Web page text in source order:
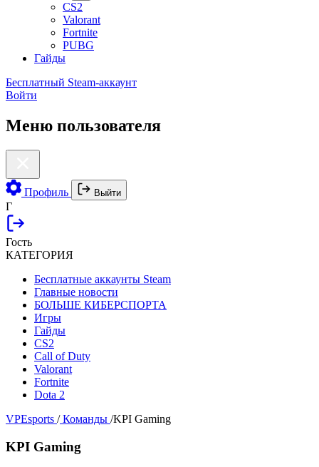
CS2
Valorant
Fortnite
PUBG
Гайды
Бесплатный Steam-аккаунт
Войти
Меню пользователя
Профиль Выйти
Г
Гость
КАТЕГОРИЯ
Бесплатные аккаунты Steam
Главные новости
БОЛЬШЕ КИБЕРСПОРТА
Игры
Гайды
CS2
Call of Duty
Valorant
Fortnite
Dota 2
VPEsports / Команды /KPI Gaming
KPI Gaming